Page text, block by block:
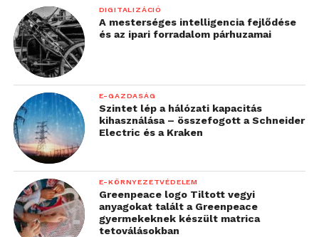
További információk a HONOR
holnapján:https://www.honor.com/hu/
További friss híreket talál aTechnokratafőoldalán!
Csatlakozzon hozzánk aFacebookonis!
DIGITALIZÁCIÓ
A mesterséges intelligencia fejlődése
és az ipari forradalom párhuzamai
E-GAZDASÁG
Szintet lép a hálózati kapacitás
kihasználása – összefogott a Schneider
Electric és a Kraken
E-KÖRNYEZETVÉDELEM
Greenpeace logo Tiltott vegyi
anyagokat talált a Greenpeace
gyermekeknek készült matrica
tetoválásokban